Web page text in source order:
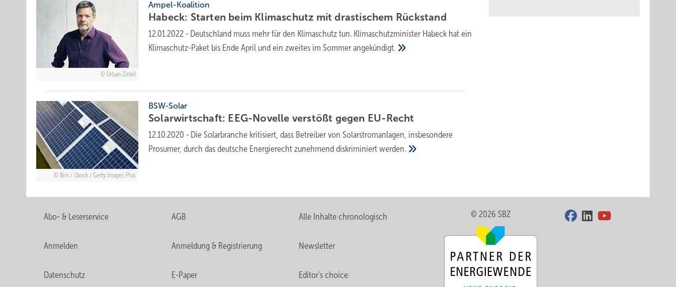
Urban Zintel
Ampel-Koalition
Habeck: Starten beim Klimaschutz mit drastischem Rückstand
12.01.2022 - Deutschland muss mehr für den Klimaschutz tun. Klimaschutzminister Habeck hat ein
Klimaschutz-Paket bis Ende April und ein zweites im Sommerangekündigt.
Bim / iStock / Getty Images Plus
BSW-Solar
Solarwirtschaft: EEG-Novelle verstößt gegen EU-Recht
12.10.2020 - Die Solarbranche kritisiert, dass Betreiber von Solarstromanlagen, insbesondere
Prosumer, durch das deutsche Energierecht zunehmend diskriminiertwerden.
Abo- & Leserservice AGB Alle Inhalte chronologisch
Anmelden Anmeldung & Registrierung Newsletter
Datenschutz E-Paper Editor's choice
© 2026 SBZ